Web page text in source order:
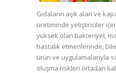
Gıdaların açık alan ve
üretiminde yetiştiriciler
yüksek olan bakteriyel,
hastalık etmenlerinde,
ürün ve uygulamalarıyla
oluşma riskleri ortadan